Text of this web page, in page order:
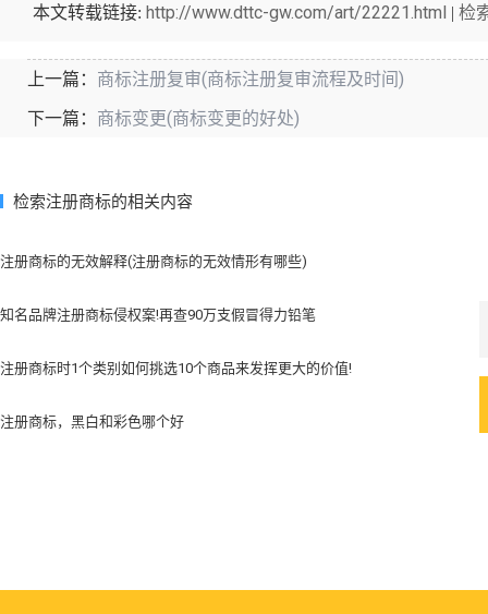
本文转载链接: http://www.dttc-gw.com/art/22221.html | 检
上一篇： 商标注册复审(商标注册复审流程及时间)
下一篇： 商标变更(商标变更的好处)
检索注册商标的相关内容
注册商标的无效解释(注册商标的无效情形有哪些)
知名品牌注册商标侵权案!再查90万支假冒得力铅笔
注册商标时1个类别如何挑选10个商品来发挥更大的价值!
注册商标，黑白和彩色哪个好